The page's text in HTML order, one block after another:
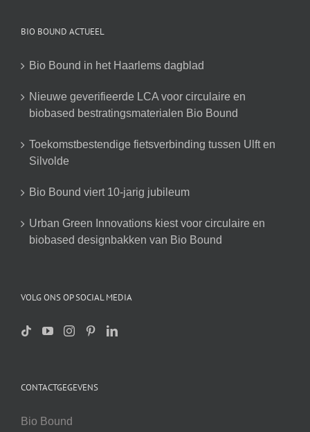
BIO BOUND ACTUEEL
Bio Bound in het Haarlems dagblad
Nieuwe geverifieerde LCA voor circulaire en
biobased bestratingsmaterialen Bio Bound
Toekomstbestendige fietsverbinding tussen Ulft en
Silvolde
Bio Bound viert 10-jarig jubileum
Urban Green Innovations kiest voor circulaire en
biobased designbakken van Bio Bound
VOLG ONS OP SOCIAL MEDIA
CONTACTGEGEVENS
Bio Bound